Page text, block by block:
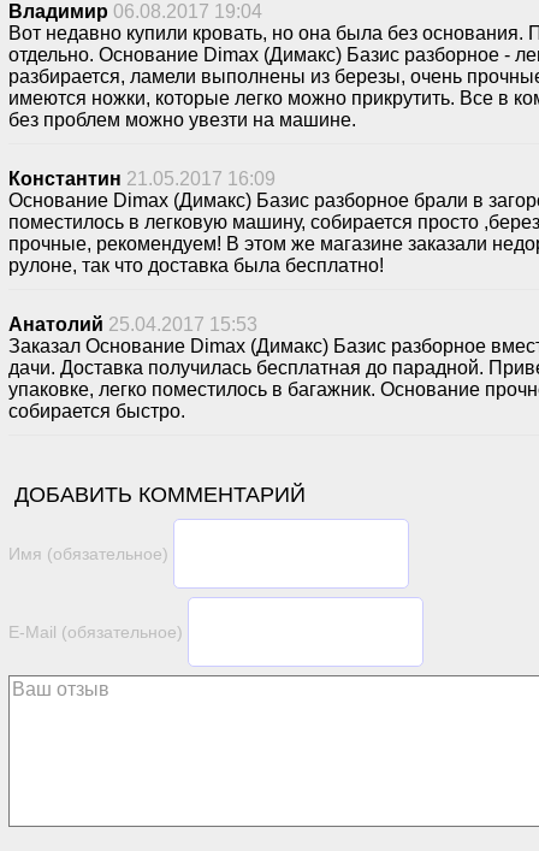
Владимир 06.08.2017 19:04
Вот недавно купили кровать, но она была без основания.
отдельно. Основание Dimax (Димакс) Базис разборное -
разбирается, ламели выполнены из березы, очень
имеются ножки, которые легко можно прикрутить. Все в
без проблем можно увезти на машине.
Константин 21.05.2017 16:09
Основание Dimax (Димакс) Базис разборное брали в
поместилось в легковую машину, собирается просто
прочные, рекомендуем! В этом же магазине заказали
рулоне, так что доставка была бесплатно!
Анатолий 25.04.2017 15:53
Заказал Основание Dimax (Димакс) Базис разборное
дачи. Доставка получилась бесплатная до парадной.
упаковке, легко поместилось в багажник. Основание
собирается быстро.
ДОБАВИТЬ КОММЕНТАРИЙ
Имя (обязательное)
E-Mail (обязательное)